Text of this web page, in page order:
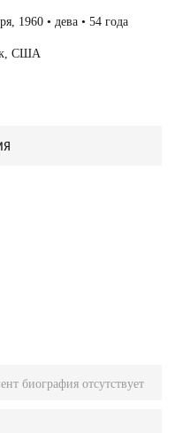
1960 • дева • 54 года
США
биография отсутствует